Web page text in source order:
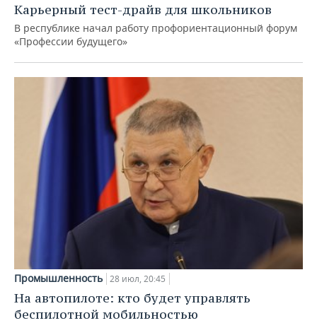
Карьерный тест-драйв для школьников
В республике начал работу профориентационный форум
«Профессии будущего»
Промышленность 28 июл, 20:45
На автопилоте: кто будет управлять
беспилотной мобильностью